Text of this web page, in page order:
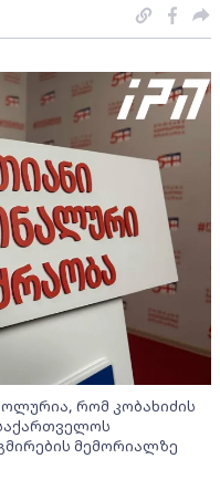
რომ კობახიძის
მემორიალზე